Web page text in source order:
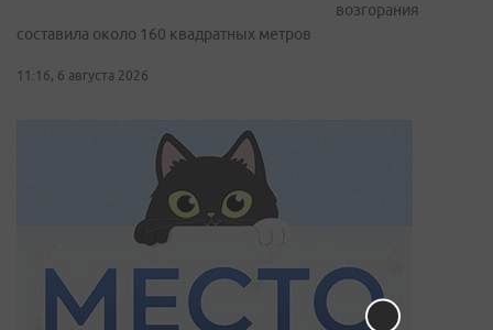
возгорания
составила около 160 квадратных метров
11:16, 6 августа 2026